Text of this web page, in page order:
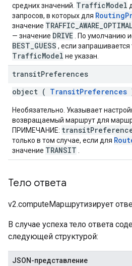
средних значений. TrafficModel
запросов, в которых для
значение
— значение DRIVE . По умолчанию
BEST_GUESS , если запрашивается
TrafficModel не указан.
transitPreferences
object ( TransitPreferences
Необязательно. Указывает
возвращаемый маршрут для
ПРИМЕЧАНИЕ:
только в том случае, если для
значение TRANSIT
Тело ответа
v2.computeМаршрутизирует
В случае успеха тело ответа
следующей структурой:
JSON-представление